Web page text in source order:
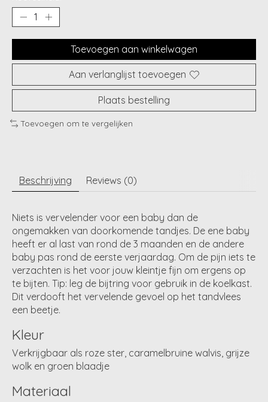
Toevoegen aan winkelwagen
Aan verlanglijst toevoegen
Plaats bestelling
Toevoegen om te vergelijken
Beschrijving Reviews (0)
Niets is vervelender voor een baby dan de
ongemakken van doorkomende tandjes. De ene baby
heeft er al last van rond de 3 maanden en de andere
baby pas rond de eerste verjaardag. Om de pijn iets te
verzachten is het voor jouw kleintje fijn om ergens op
te bijten. Tip: leg de bijtring voor gebruik in de koelkast.
Dit verdooft het vervelende gevoel op het tandvlees
een beetje.
Kleur
Verkrijgbaar als roze ster, caramelbruine walvis, grijze
wolk en groen blaadje
Materiaal